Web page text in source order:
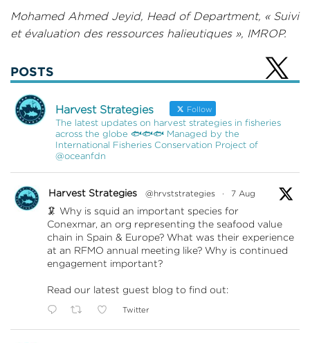
Mohamed Ahmed Jeyid, Head of Department, « Suivi
et évaluation des ressources halieutiques », IMROP.
POSTS
Harvest Strategies Follow
The latest updates on harvest strategies in fisheries
across the globe 🐟🐟🐟 Managed by the
International Fisheries Conservation Project of
@oceanfdn
Harvest Strategies @hrvststrategies · 7 Aug
🦑 Why is squid an important species for
Conexmar, an org representing the seafood value
chain in Spain & Europe? What was their experience
at an RFMO annual meeting like? Why is continued
engagement important?
Read our latest guest blog to find out:
Twitter